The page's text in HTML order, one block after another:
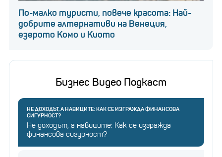
морето трябва да бъдат
на отстояние 22 км
икономиката и енергетиката Делян Добрев също
взе участие в конференцията като заяви, че е
важно България да създаде по-скоро
законодателство за офшорна вятърна енергия.
Това няма как да се случи докато правителството
По-малко туристи, повече красота: Най-
добрите алтернативи на Венеция,
езерото Комо и Киото
Бизнес Видео Подкаст
НЕ ДОХОДЪТ, А НАВИЦИТЕ: КАК СЕ ИЗГРАЖДА ФИНАНСОВА
СИГУРНОСТ?
Не доходът, а навиците: Как се изгражда
финансова сигурност?